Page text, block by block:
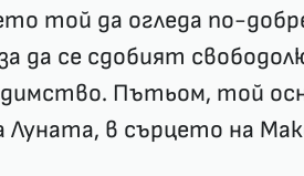
той да огледа по-
да се сдобият
Пътьом, той
в сърцето на